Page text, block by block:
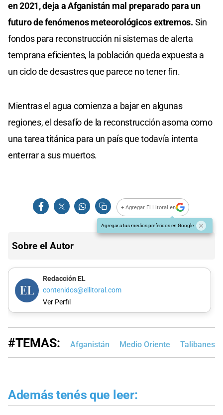
en 2021, deja a Afganistán mal preparado para un
futuro de fenómenos meteorológicos extremos. Sin
fondos para reconstrucción ni sistemas de alerta
temprana eficientes, la población queda expuesta a
un ciclo de desastres que parece no tener fin.
Mientras el agua comienza a bajar en algunas
regiones, el desafío de la reconstrucción asoma como
una tarea titánica para un país que todavía intenta
enterrar a sus muertos.
+ Agregar El Litoral en
Agregar a tus medios preferidos en Google
Sobre el Autor
Redacción EL
contenidos@ellitoral.com
Ver Perfil
#TEMAS: Afganistán Medio Oriente Talibanes
Además tenés que leer: